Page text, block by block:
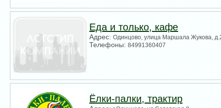
Еда и только, кафе
Адрес:Одинцово, улица Маршала Жукова,
Телефоны:84991360407
Ёлки-палки, трактир